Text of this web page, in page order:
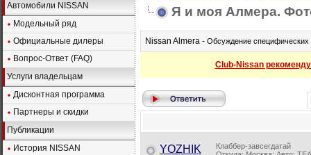
Автомобили NISSAN
Модельный ряд
Официальные дилеры
Вопрос-Ответ (FAQ)
Услуги владельцам
Дисконтная программа
Партнеры и скидки
Публикации
История NISSAN
Я и моя Алмера.
Nissan Almera - Обсуждение специфических
Club-Nissan
YOZHIK
Клаббер-завсегдатай